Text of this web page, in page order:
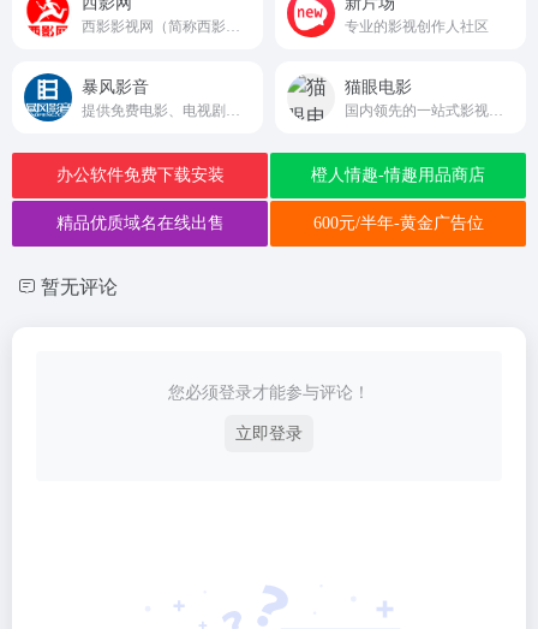
专业的影视创作人社区
暴风影音 猫眼电影
办公软件免费下载安装 橙人情趣-情趣用品商店
精品优质域名在线出售 600元/半年-黄金广告位
暂无评论
您必须登录才能参与评论！
立即登录